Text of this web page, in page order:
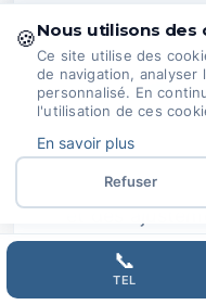
ajustements
ajoutent un
Nous offrons
constant avec
réguliers, un
et des
comme un
encourage à
📞
TEL
🍪Nous utilisons des
Ce site utilise des
de navigation,
personnalisé. En
l'utilisation de ces
En savoir plus
Refuser